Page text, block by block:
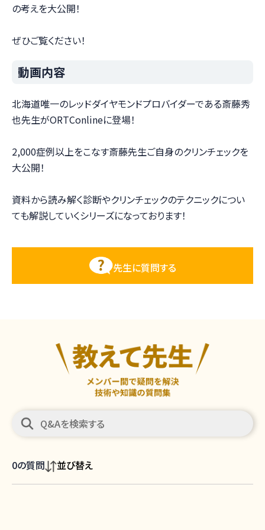
の考えを大公開！
ぜひご覧ください！
動画内容
北海道唯一のレッドダイヤモンドプロバイダーである斎藤秀
也先生がORTConlineに登場！
2,000症例以上をこなす斎藤先生ご自身のクリンチェックを
大公開！
資料から読み解く診断やクリンチェックのテクニックについ
ても解説していくシリーズになっております！
先生に質問する
0の質問 並び替え